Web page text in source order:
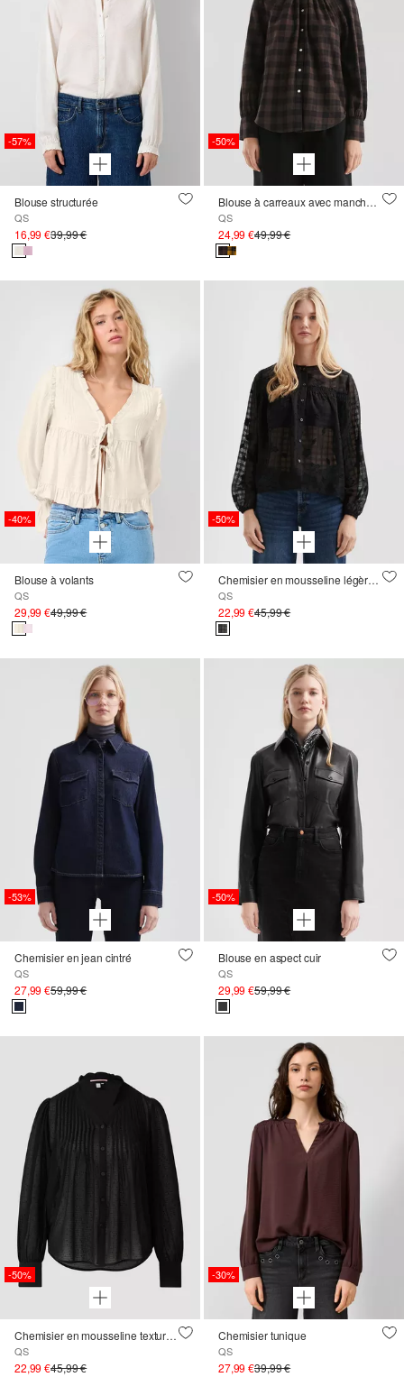
-57%
Blouse structurée
QS
16,99 €39,99 €
-50%
Blouse à carreaux avec manches raglan et ruches sur le col montant
QS
24,99 €49,99 €
-40%
Blouse à volants
QS
29,99 €49,99 €
-50%
Chemisier en mousseline légèrement transparente
QS
22,99 €45,99 €
-53%
Chemisier en jean cintré
QS
27,99 €59,99 €
-50%
Blouse en aspect cuir
QS
29,99 €59,99 €
-50%
Chemisier en mousseline texturée à motif à pois
QS
22,99 €45,99 €
-30%
Chemisier tunique
QS
27,99 €39,99 €